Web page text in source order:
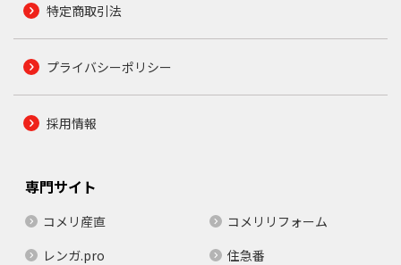
特定商取引法
プライバシーポリシー
採用情報
専門サイト
コメリ産直
コメリリフォーム
レンガ.pro
住急番